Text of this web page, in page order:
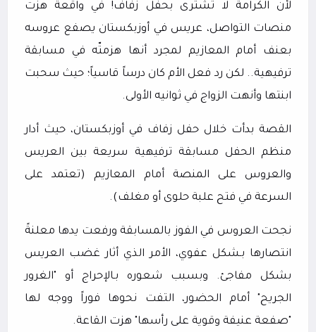
لأن الكرامة لا تُشترى بحفل زفاف! في واقعة هزت
منصات التواصل، عريس في أوزبكستان يصفع عروسه
بعنف أمام المعازيم لمجرد أنها هزمتّه في مسابقة
ترفيهية.. لكن رد فعل الأم كان درساً قاسياً؛ حيث سحبت
ابنتها وأنهت الزواج في ثوانيه الأولى.
القصة بدأت خلال حفل زفاف في أوزبكستان، حيث أدار
منظم الحفل مسابقة ترفيهية سريعة بين العريس
والعروس على المنصة أمام المعازيم (تعتمد على
السرعة في فتح علبة حلوى أو مغلف).
نجحت العروس في الفوز بالمسابقة ورفعت يدها معلنةً
انتصارها بـشكل عفوي، الأمر الذي أثار غضب العريس
بشكل مفاجئ. وبسبب شعوره بـالإحراج أو "الغرور
الجريح" أمام الحضور، التفت نحوها فوراً ووجه لها
"صفعة عنيفة وقوية على رأسها" هزت القاعة.